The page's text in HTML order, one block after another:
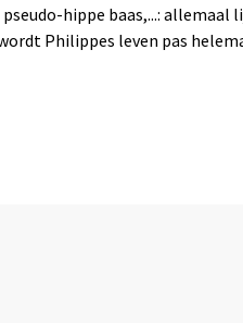
hippe baas,...: allemaal
Philippes leven pas